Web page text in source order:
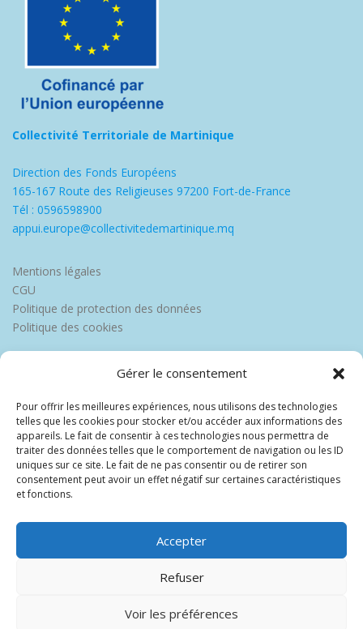
Gérer le consentement
Pour offrir les meilleures expériences, nous utilisons des technologies
telles que les cookies pour stocker et/ou accéder aux informations des
appareils. Le fait de consentir à ces technologies nous permettra de
traiter des données telles que le comportement de navigation ou les ID
uniques sur ce site. Le fait de ne pas consentir ou de retirer son
consentement peut avoir un effet négatif sur certaines caractéristiques
et fonctions.
Accepter
Refuser
Voir les préférences
Collectivité Territoriale de Martinique
Direction des Fonds Européens
165-167 Route des Religieuses 97200 Fort-de-France
Tél : 0596598900
appui.europe@collectivitedemartinique.mq
Mentions légales
CGU
Politique de protection des données
Politique des cookies
Copyright © 2026 Europe Martinique